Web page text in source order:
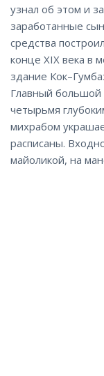
узнал об этом и
заработанные
средства
конце XIX века в
здание
Главный большой
четырьмя
михрабом
расписаны.
майоликой, на